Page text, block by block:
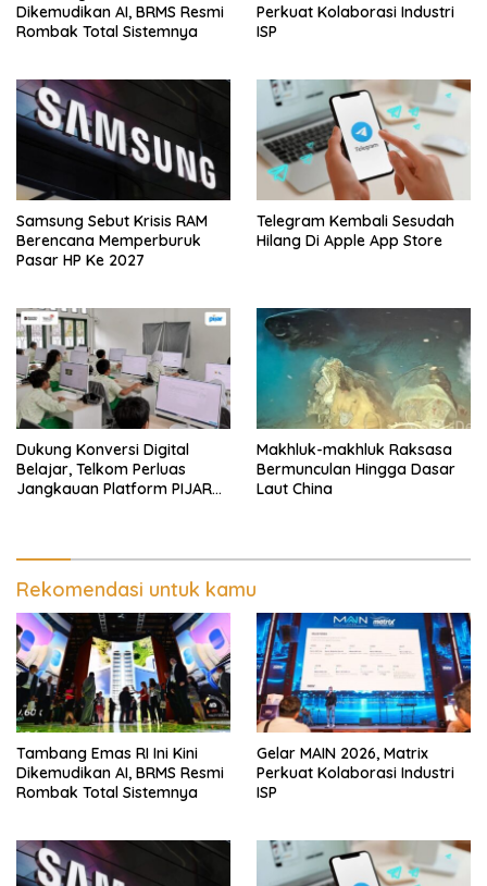
Dikemudikan AI, BRMS Resmi
Rombak Total Sistemnya
Perkuat Kolaborasi Industri
ISP
Samsung Sebut Krisis RAM
Berencana Memperburuk
Pasar HP Ke 2027
Telegram Kembali Sesudah
Hilang Di Apple App Store
Dukung Konversi Digital
Belajar, Telkom Perluas
Jangkauan Platform PIJAR
Makhluk-makhluk Raksasa
Bermunculan Hingga Dasar
Laut China
Rekomendasi untuk kamu
Tambang Emas RI Ini Kini
Dikemudikan AI, BRMS Resmi
Rombak Total Sistemnya
Gelar MAIN 2026, Matrix
Perkuat Kolaborasi Industri
ISP